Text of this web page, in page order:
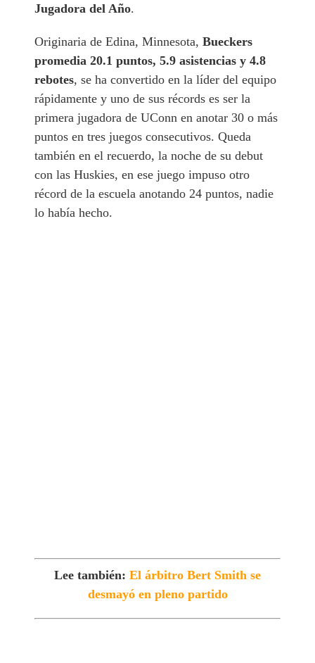
Jugadora del Año.
Originaria de Edina, Minnesota,Bueckers
promedia 20.1 puntos, 5.9 asistencias y 4.8
rebotes, se ha convertido en la líder del equipo
rápidamente y uno de sus récords es ser la
primera jugadora de UConn en anotar 30 o más
puntos en tres juegos consecutivos. Queda
también en el recuerdo, la noche de su debut
con las Huskies, en ese juego impuso otro
récord de la escuela anotando 24 puntos, nadie
lo había hecho.
Lee también: El árbitro Bert Smith se
desmayó en pleno partido